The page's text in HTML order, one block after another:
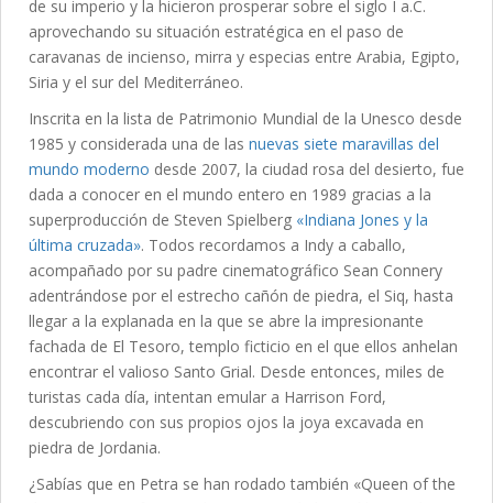
de su imperio y la hicieron prosperar sobre el siglo I a.C.
aprovechando su situación estratégica en el paso de
caravanas de incienso, mirra y especias entre Arabia, Egipto,
Siria y el sur del Mediterráneo.
Inscrita en la lista de Patrimonio Mundial de la Unesco desde
1985 y considerada una de las nuevas siete maravillas del
mundo moderno desde 2007, la ciudad rosa del desierto, fue
dada a conocer en el mundo entero en 1989 gracias a la
superproducción de Steven Spielberg «Indiana Jones y la
última cruzada». Todos recordamos a Indy a caballo,
acompañado por su padre cinematográfico Sean Connery
adentrándose por el estrecho cañón de piedra, el Siq, hasta
llegar a la explanada en la que se abre la impresionante
fachada de El Tesoro, templo ficticio en el que ellos anhelan
encontrar el valioso Santo Grial. Desde entonces, miles de
turistas cada día, intentan emular a Harrison Ford,
descubriendo con sus propios ojos la joya excavada en
piedra de Jordania.
¿Sabías que en Petra se han rodado también «Queen of the